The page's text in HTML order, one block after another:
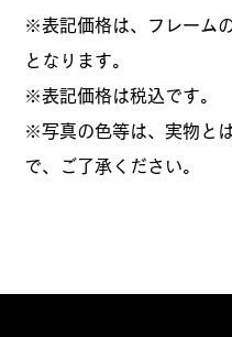
※表記価格は、フレーム
となります。
​※表記価格は税込です。
※写真の色等は、実物と
で、ご了承ください。